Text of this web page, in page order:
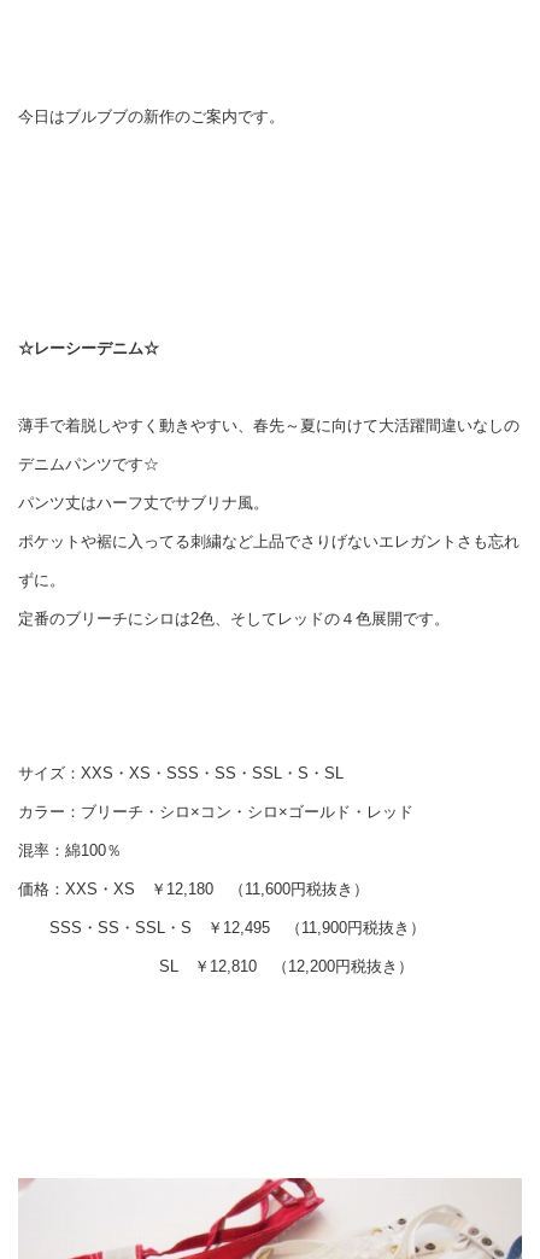
今日はブルブブの新作のご案内です。
☆レーシーデニム☆
薄手で着脱しやすく動きやすい、春先～夏に向けて大活躍間違いなしの
デニムパンツです☆
パンツ丈はハーフ丈でサブリナ風。
ポケットや裾に入ってる刺繍など上品でさりげないエレガントさも忘れ
ずに。
定番のブリーチにシロは2色、そしてレッドの４色展開です。
サイズ：XXS・XS・SSS・SS・SSL・S・SL
カラー：ブリーチ・シロ×コン・シロ×ゴールド・レッド
混率：綿100％
価格：XXS・XS ￥12,180 （11,600円税抜き）
SSS・SS・SSL・S ￥12,495 （11,900円税抜き）
SL ￥12,810 （12,200円税抜き）